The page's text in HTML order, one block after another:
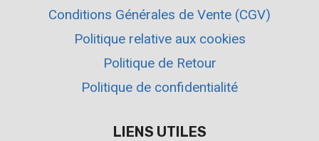
Conditions Générales de Vente (CGV)
Politique relative aux cookies
Politique de Retour
Politique de confidentialité
LIENS UTILES